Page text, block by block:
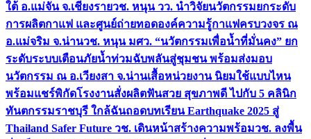
ใต้ อ.แม่จัน จ.เชียงรายวช. หนุน วว. นำวิจัยนวัตกรรมยกระดับ
การผลิตกาแฟ และศูนย์ถ่ายทอดองค์ความรู้กาแฟครบวงจร ณ
อ.แม่จริม จ.น่านวช. หนุน มศว. “นวัตกรรมเพื่อน้ำที่มั่นคง” ยก
ระดับระบบเตือนภัยน้ำท่วมฉับพลันสู่ชุมชน พร้อมส่งมอบ
นวัตกรรม ณ อ.เวียงสา จ.น่านเสื้อหน่วยงาน นิยมใช้แบบไหน
พร้อมแชร์พิกัดโรงงานสั่งผลิตฟันสวย สุขภาพดี ไปกับ 5 คลินิก
ทันตกรรมราชบุรี ใกล้ฉันถอดบทเรียน Earthquake 2025 สู่
Thailand Safer Future วช. เดินหน้าสร้างความพร้อมวช. ลงพื้น